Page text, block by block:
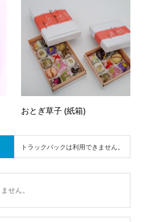
おとぎ草子 (紙箱)
トラックバックは利用できません。
せん。